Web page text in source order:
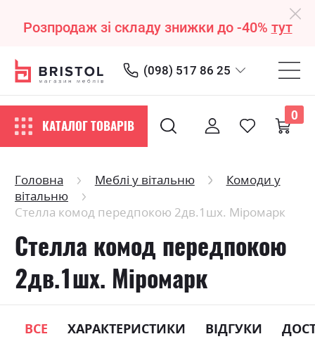
Розпродаж зі складу знижки до -40% тут
(098) 517 86 25
КАТАЛОГ ТОВАРІВ
0
Головна Меблі у вітальню
Комоди у
вітальню
Стелла комод передпокою 2дв.1шх. Міромарк
Стелла комод передпокою
2дв.1шх. Міромарк
ВСЕ ХАРАКТЕРИСТИКИ ВІДГУКИ